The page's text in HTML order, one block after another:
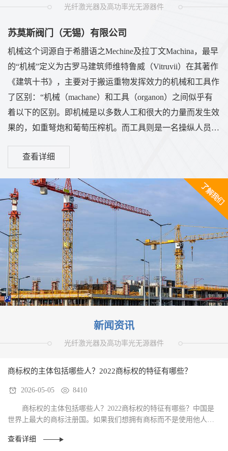
光纤激光器及高功率光无源器件
苏莫斯阀门（无锡）有限公司
机械这个词源自于希腊语之Mechine及拉丁文Machina，最早
的“机械”定义为古罗马建筑师维特鲁威（Vitruvii）在其著作
《建筑十书》，主要对于搬运重物发挥效力的机械和工具作
了区别：“机械（machane）和工具（organon）之间似乎有
着以下的区别。即机械是以多数人工和很大的力量而发生效
果的，如重弩炮和葡萄压榨机。而工具则是一名操纵人员慎
置。因此工具和机械都是利用上不可缺少的东西。古希腊时
Alexandria）在1世纪最早讨论了机械的基本要素，他认为机
械的要素有五类：轮与轴，杠杆...
查看详细
新闻资讯
光纤激光器及高功率光无源器件
商标权的主体包括哪些人？2022商标权的特征有哪些？
2026-05-05 8410
商标权的主体包括哪些人？2022商标权的特征有哪些？中国是
世界上最大的商标注册国。如果我们想拥有商标而不是使用他人的
查看详细